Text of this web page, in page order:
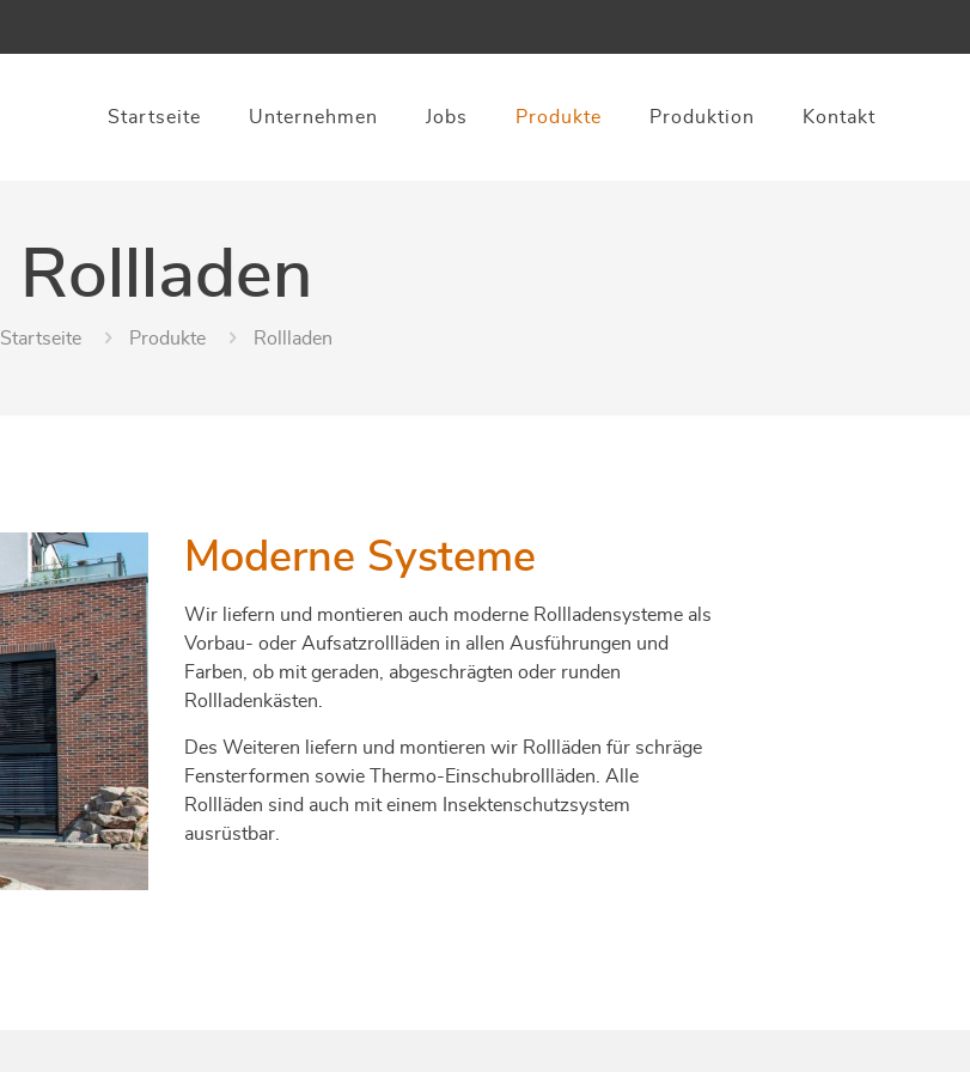
Startseite Unternehmen Jobs Produkte Produktion Kontakt
Rollladen
Startseite Produkte Rollladen
Moderne Systeme
Wir liefern und montieren auch moderne Rollladensysteme als
Vorbau- oder Aufsatzrollläden in allen Ausführungen und
Farben, ob mit geraden, abgeschrägten oder runden
Rollladenkästen.
Des Weiteren liefern und montieren wir Rollläden für schräge
Fensterformen sowie Thermo-Einschubrollläden. Alle
Rollläden sind auch mit einem Insektenschutzsystem
ausrüstbar.